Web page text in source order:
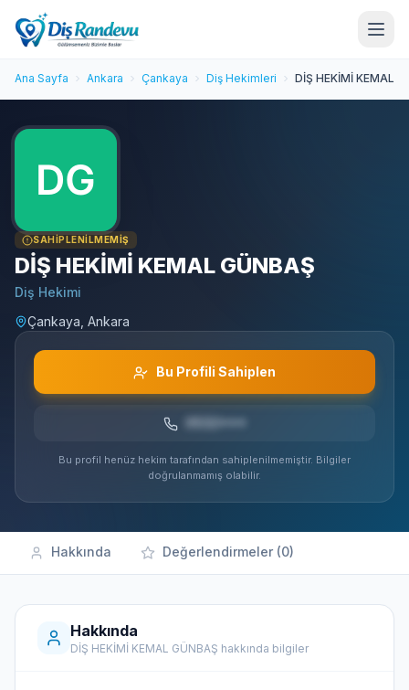
Ana Sayfa Ankara Çankaya Diş Hekimleri DİŞ HEKİMİ KEMAL
SAHIPLENILMEMIŞ
DİŞ HEKİMİ KEMAL GÜNBAŞ
Diş Hekimi
Çankaya, Ankara
Bu Profili Sahiplen
Bu profil henüz hekim tarafından sahiplenilmemiştir. Bilgiler
doğrulanmamış olabilir.
Hakkında Değerlendirmeler (0)
Hakkında
DİŞ HEKİMİ KEMAL GÜNBAŞ hakkında bilgiler